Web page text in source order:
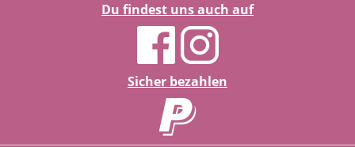
Du findest uns auch auf
Sicher bezahlen